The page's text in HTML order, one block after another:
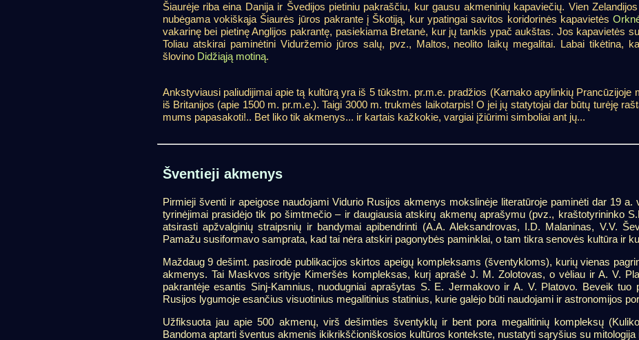
Šiaurėje riba eina Danija ir Švedijos pietiniu pakraščiu, kur gausu akmeninių kapaviečių. Vien
nubėgama vokiškąja Šiaurės jūros pakrante į Škotiją, kur ypatingai savitos koridorinės kapavietės
vakarinę bei pietinę Anglijos pakrantę, pasiekiama Bretanė, kur jų tankis ypač aukštas. Jos kapavietės
Toliau atskirai paminėtini Viduržemio jūros salų, pvz., Maltos, neolito laikų megalitai. Labai tikėtina,
šlovino Didžiąją motiną.
Ankstyviausi paliudijimai apie tą kultūrą yra iš 5 tūkstm. pr.m.e. pradžios (Karnako apylinkių Prancūzijoje
iš Britanijos (apie 1500 m. pr.m.e.). Taigi 3000 m. trukmės laikotarpis! O jei jų statytojai dar būtų turėję
mums papasakoti!.. Bet liko tik akmenys... ir kartais kažkokie, vargiai įžiūrimi simboliai ant jų...
Šventieji akmenys
Pirmieji šventi ir apeigose naudojami Vidurio Rusijos akmenys mokslinėje literatūroje paminėti dar 19 a.
tyrinėjimai prasidėjo tik po šimtmečio – ir daugiausia atskirų akmenų aprašymu (pvz., kraštotyrininko
atsirasti apžvalginių straipsnių ir bandymai apibendrinti (A.A. Aleksandrovas, I.D. Malaninas, V.V.
Pamažu susiformavo samprata, kad tai nėra atskiri pagonybės paminklai, o tam tikra senovės kultūra ir
Maždaug 9 dešimt. pasirodė publikacijos skirtos apeigų kompleksams (šventykloms), kurių vienas
akmenys. Tai Maskvos srityje Kimeršės kompleksas, kurį aprašė J. M. Zolotovas, o vėliau ir A. V.
pakrantėje esantis Sinj-Kamnius, nuodugniai aprašytas S. E. Jermakovo ir A. V. Platovo. Beveik tuo
Rusijos lygumoje esančius visuotinius megalitinius statinius, kurie galėjo būti naudojami ir astronomijos
Užfiksuota jau apie 500 akmenų, virš dešimties šventyklų ir bent pora megalitinių kompleksų
Bandoma aptarti šventus akmenis ikikrikščioniškosios kultūros kontekste, nustatyti sąryšius su mitologija